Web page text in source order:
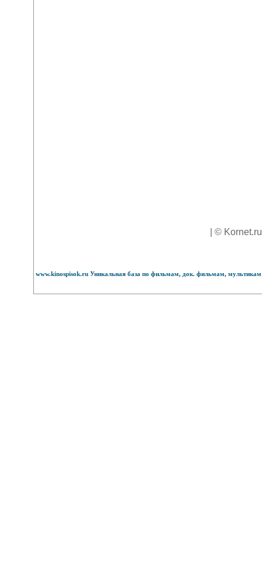
| ©
www.kinospisok.ru Уникальная база по фильмам, док. фильмам,